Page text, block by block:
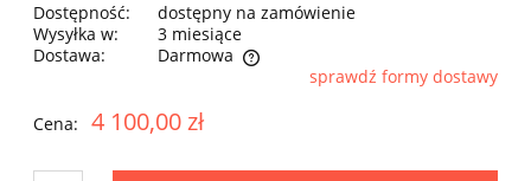
Dostępność:
dostępny na zamówienie
Wysyłka w:
3 miesiące
Dostawa:
Darmowa
Cena nie zawiera ewentualnych kosztów płatności
sprawdź formy dostawy
Cena: 4 100,00 zł